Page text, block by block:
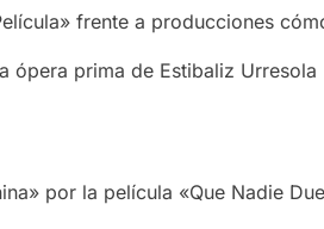
frente a producciones
ópera prima de Estibaliz Urresola
por la película «Que Nadie